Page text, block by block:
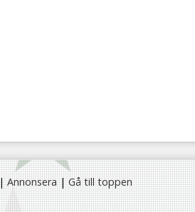
Annonsera|Gå till toppen